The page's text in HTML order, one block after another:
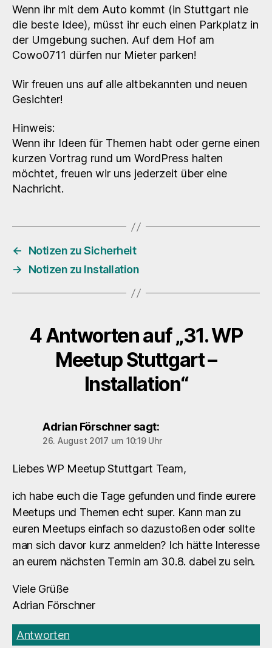
Wenn ihr mit dem Auto kommt (in Stuttgart nie
die beste Idee), müsst ihr euch einen Parkplatz in
der Umgebung suchen. Auf dem Hof am
Cowo0711 dürfen nur Mieter parken!
Wir freuen uns auf alle altbekannten und neuen
Gesichter!
Hinweis:
Wenn ihr Ideen für Themen habt oder gerne einen
kurzen Vortrag rund um WordPress halten
möchtet, freuen wir uns jederzeit über eine
Nachricht.
←
Notizen zu Sicherheit
→
Notizen zu Installation
4 Antworten auf „31. WP
Meetup Stuttgart –
Installation“
Adrian Förschner sagt:
26. August 2017 um 10:19 Uhr
Liebes WP Meetup Stuttgart Team,
ich habe euch die Tage gefunden und finde eurere
Meetups und Themen echt super. Kann man zu
euren Meetups einfach so dazustoßen oder sollte
man sich davor kurz anmelden? Ich hätte Interesse
an eurem nächsten Termin am 30.8. dabei zu sein.
Viele Grüße
Adrian Förschner
Antworten